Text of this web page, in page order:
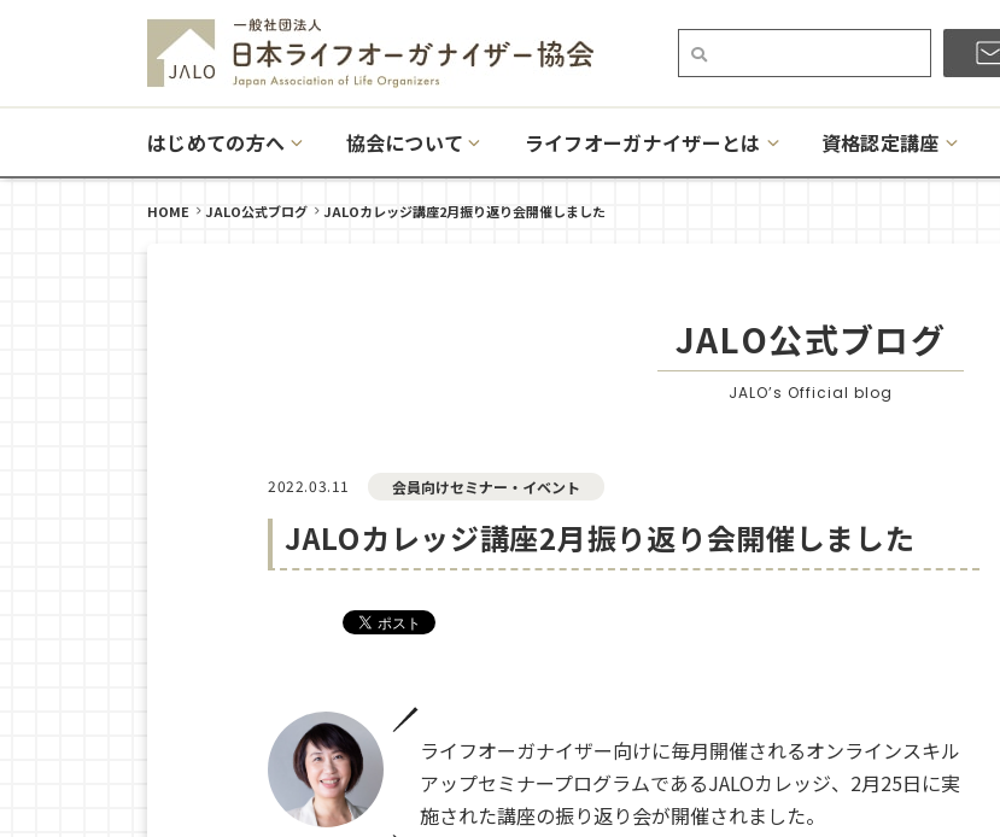
はじめての方へ 協会について ライフオーガナイザーとは 資格認定講座
HOME JALO公式ブログ JALOカレッジ講座2月振り返り会開催しました
JALO公式ブログ
JALO’s Official blog
2022.03.11 会員向けセミナー・イベント
JALOカレッジ講座2月振り返り会開催しました
ライフオーガナイザー向けに毎月開催されるオンラインスキル
アップセミナープログラムであるJALOカレッジ、2月25日に実
施された講座の振り返り会が開催されました。